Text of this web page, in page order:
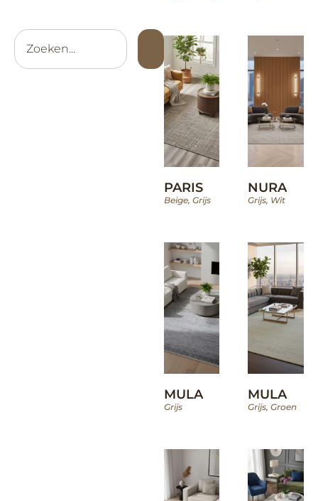
PARIS
Beige, Grijs
NURA
Grijs, Wit
MULA
Grijs
MULA
Grijs,Groen